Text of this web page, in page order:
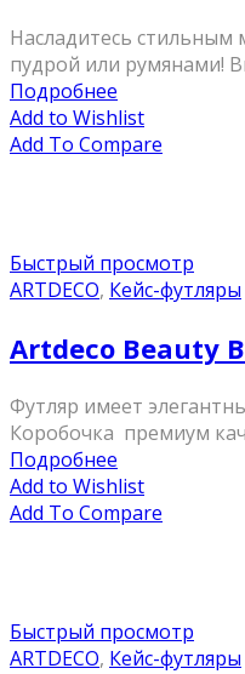
Насладитесь стильным
пудрой или румянами!
Подробнее
Add to Wishlist
Add To Compare
Быстрый просмотр
ARTDECO, Кейс-футляры
Artdeco Beauty
Футляр имеет
Коробочка премиум
Подробнее
Add to Wishlist
Add To Compare
Быстрый просмотр
ARTDECO, Кейс-футляры